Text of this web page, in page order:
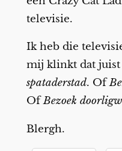
televisie.
Ik heb die
mij klinkt dat
spataderstad. Of
OfBezoek
Blergh.